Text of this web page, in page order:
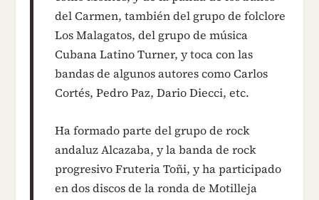
del Carmen, también del grupo de folclore
Los Malagatos, del grupo de música
Cubana Latino Turner, y toca con las
bandas de algunos autores como Carlos
Cortés, Pedro Paz, Dario Diecci, etc.
Ha formado parte del grupo de rock
andaluz Alcazaba, y la banda de rock
progresivo Fruteria Toñi, y ha participado
en dos discos de la ronda de Motilleja